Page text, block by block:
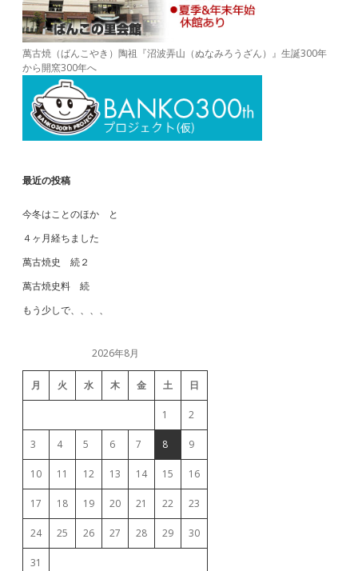
萬古焼（ばんこやき）陶祖『沼波弄山（ぬなみろうざん）』生誕300年
から開窯300年へ
最近の投稿
今冬はことのほか と
４ヶ月経ちました
萬古焼史 続２
萬古焼史料 続
もう少しで、、、、
2026年8月
月 火 水 木 金 土 日
1 2
3 4 5 6 7 8 9
10 11 12 13 14 15 16
17 18 19 20 21 22 23
24 25 26 27 28 29 30
31